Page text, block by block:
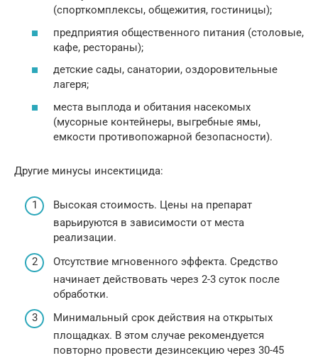
(спорткомплексы, общежития, гостиницы);
предприятия общественного питания (столовые,
кафе, рестораны);
детские сады, санатории, оздоровительные
лагеря;
места выплода и обитания насекомых
(мусорные контейнеры, выгребные ямы,
емкости противопожарной безопасности).
Другие минусы инсектицида:
Высокая стоимость. Цены на препарат
варьируются в зависимости от места
реализации.
Отсутствие мгновенного эффекта. Средство
начинает действовать через 2-3 суток после
обработки.
Минимальный срок действия на открытых
площадках. В этом случае рекомендуется
повторно провести дезинсекцию через 30-45